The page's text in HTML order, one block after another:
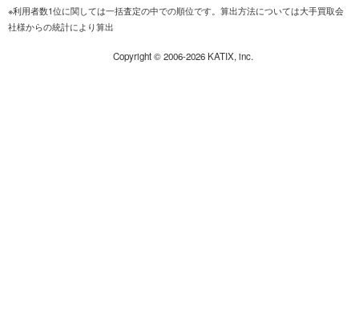
※利用者数1位に関しては一括査定の中での順位です。算出方法については大手買取会
社様からの統計により算出
Copyright ©2006-2026KATIX, inc.